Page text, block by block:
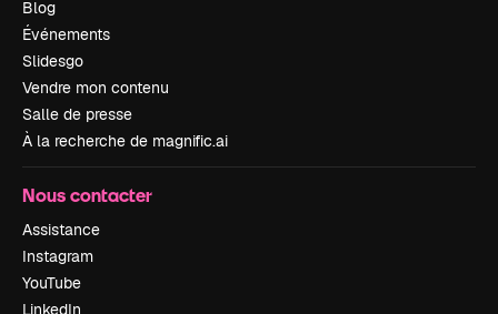
Blog
Événements
Slidesgo
Vendre mon contenu
Salle de presse
À la recherche de magnific.ai
Nous contacter
Assistance
Instagram
YouTube
LinkedIn